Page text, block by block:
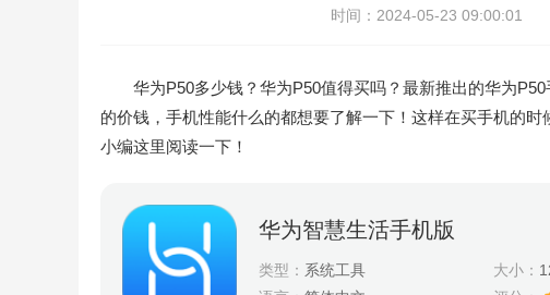
时间： 2024-05-23 09:00:01
华为P50多少钱？华为P50值得买吗？最新推出的华为P50
的价钱，手机性能什么的都想要了解一下！这样在买手机的
小编这里阅读一下！
华为智慧生活手机版
类型： 系统工具 大小：